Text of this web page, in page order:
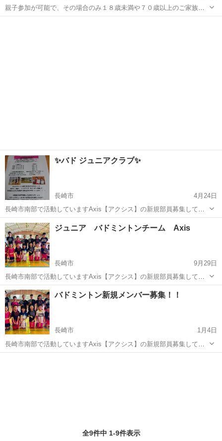
親子参加が可能で、その場合のみ１８歳未満や７０歳以上のご家族を
連れて来られて構いません。 安全第一でバドミントンを楽しみ、運動
✨バド ジュニアクラブ✨
長崎市
4月24日
長崎市南部で活動していますAxis【アクシス】の新規部員募集してい
ます(人 •͈ᴗ•͈) 活動日＆時間 夕方の部 【香焼小学校】 月、木、土の週
3日 16:30〜18:30 8:00〜12:00【土のみ】 夜間の部...
長崎 長崎市 バド
ジュニア バドミントンチーム Axis
長崎市
9月29日
長崎市南部で活動していますAxis【アクシス】の新規部員募集してい
ます(人 •͈ᴗ•͈) 活動日＆時間 夕方の部 【香焼小学校】 月、木、土の週
3日 16:30〜18:30 8:00〜12:00【土のみ】 夜間の部...
長崎 長崎市 バドミントン 部員
バドミントン新規メンバー募集！！
長崎市
1月4日
長崎市南部で活動していますAxis【アクシス】の新規部員募集してい
ます(人 •͈ᴗ•͈) 活動日＆時間 夕方の部 【香焼小学校】 月、木、土の週
全9件中 1-9件表示